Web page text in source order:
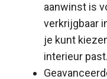
aanwinst is
verkrijgbaar
je kunt
interieur past.